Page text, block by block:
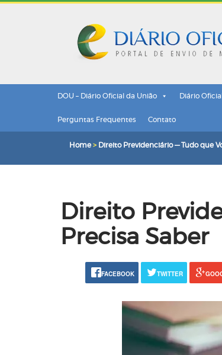
DOU – Diário Oficial da União Diário
Perguntas Frequentes Contato
Home > Direito Previdenciário — Tudo que
Direito
Precisa Saber
FACEBOOK TWITTER